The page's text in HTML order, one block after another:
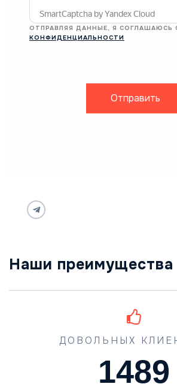
ОТПРАВЛЯЯ ДАННЫЕ, Я СОГЛАШАЮСЬ
КОНФИДЕНЦИАЛЬНОСТИ
Отправить
Наши преимущества
ДОВОЛЬНЫХ
1489